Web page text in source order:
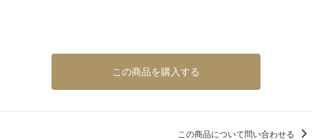
この商品を購入する
この商品について問い合わせる